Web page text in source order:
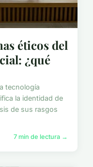
éticos del
¿qué
tecnología
la identidad de
de sus rasgos
7 min de lectura →